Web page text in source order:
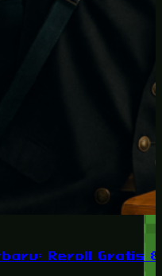
Reroll Gratis